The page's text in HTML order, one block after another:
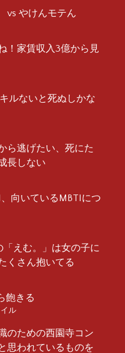
vs やけんモテん
！家賃収入3億から見
ルないと死ぬしかな
ら逃げたい、死にた
長しない
向いているMBTIにつ
えむ。」は女の子に
くさん抱いてる
飽きる
ル
のための西園寺コン
われているものを